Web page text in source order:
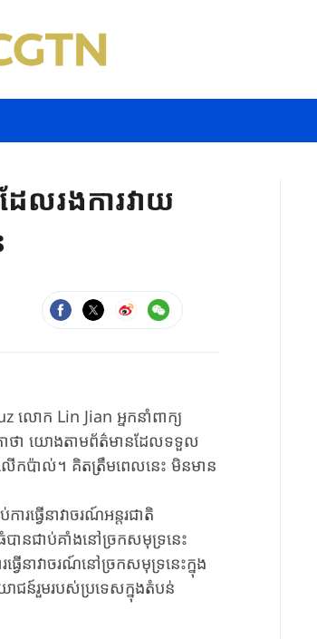
លរងការវាយ
លោក Lin Jian អ្នកនាំពាក្យ
ភាថា យោងតាមព័ត៌មានដែលទទួល
ើកប៉ាល់។ គិតត្រឹមពេលនេះ មិនមាន
ធ្វើនាវាចរណ៍អន្តរជាតិ
ានជាប់គាំងនៅច្រកសមុទ្រនេះ
ើនាវាចរណ៍នៅច្រកសមុទ្រនេះក្នុង
ជន៍រួមរបស់ប្រទេសក្នុងតំបន់